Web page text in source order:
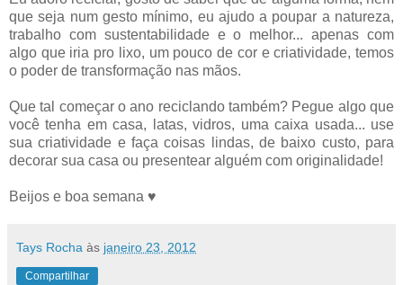
que seja num gesto mínimo, eu ajudo a poupar a natureza,
trabalho com sustentabilidade e o melhor... apenas com
algo que iria pro lixo, um pouco de cor e criatividade, temos
o poder de transformação nas mãos.
Que tal começar o ano reciclando também? Pegue algo que
você tenha em casa, latas, vidros, uma caixa usada... use
sua criatividade e faça coisas lindas, de baixo custo, para
decorar sua casa ou presentear alguém com originalidade!
Beijos e boa semana ♥
Tays Rocha às janeiro 23, 2012
Compartilhar